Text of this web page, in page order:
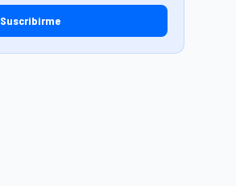
Suscribirme